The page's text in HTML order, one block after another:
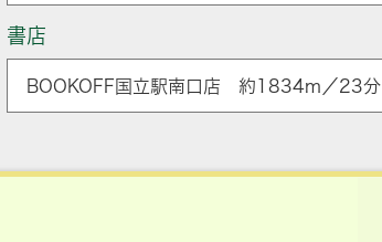
書店
BOOKOFF国立駅南口店 約1834m／23分